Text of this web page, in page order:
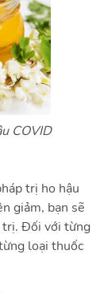
COVID
trị ho hậu
giảm, bạn sẽ
trị. Đối với từng
loại thuốc